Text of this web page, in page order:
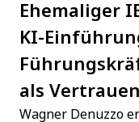
Ehemaliger
KI-
als
Wagner Denuzzo